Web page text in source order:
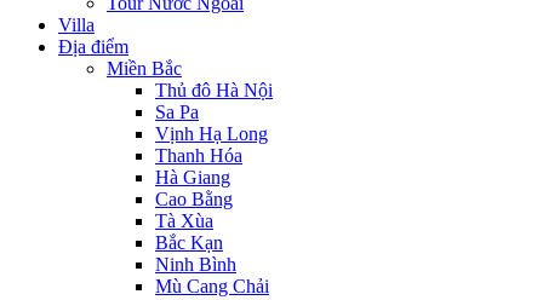
Villa
Địa điểm
Miền Bắc
Thủ đô Hà Nội
Sa Pa
Vịnh Hạ Long
Thanh Hóa
Hà Giang
Cao Bằng
Tà Xùa
Bắc Kạn
Ninh Bình
Mù Cang Chải